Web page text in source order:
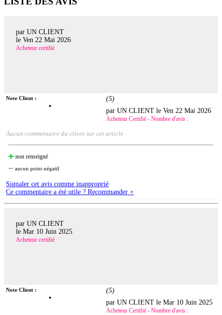
par UN CLIENT
le Ven 22 Mai 2026
Acheteur certifié
Note Client : (5)
par UN CLIENT leVen 22 Mai 2026
Acheteur Certifié - Nombre d'avis :
Aucun commentaire du client sur cet article
non renseigné
aucun point négatif
Signaler cet avis comme inapproprié
Ce commentaire a été utile ? Recommander +
par UN CLIENT
le Mar 10 Juin 2025
Acheteur certifié
Note Client : (5)
par UN CLIENT leMar 10 Juin 2025
Acheteur Certifié - Nombre d'avis :